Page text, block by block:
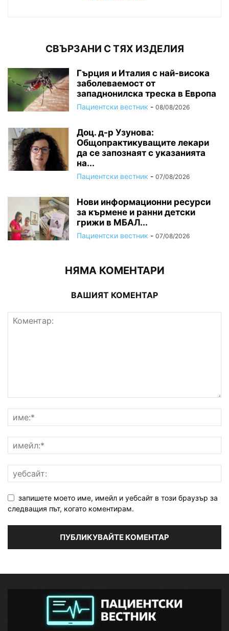
СВЪРЗАНИ С ТЯХ ИЗДЕЛИЯ
Гърция и Италия с най-висока
заболеваемост от
западнонилска треска в Европа
Пациентски вестник - 08/08/2026
Доц. д-р Узунова:
Общопрактикуващите лекари
да се запознаят с указанията
на...
Пациентски вестник - 07/08/2026
Нови информационни ресурси
за кърмене и ранни детски
грижи в МБАЛ...
Пациентски вестник - 07/08/2026
НЯМА КОМЕНТАРИ
ВАШИЯТ КОМЕНТАР
запишете моето име, имейл и уебсайт в този браузър за
следващия път, когато коментирам.